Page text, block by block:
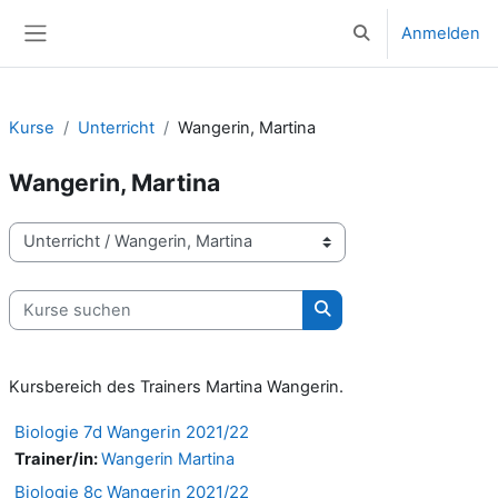
Sucheingabe
Anmelden
Kurse Unterricht Wangerin, Martina
Wangerin, Martina
Kursbereiche
Kurse suchen
Kurse suchen
Kursbereich des Trainers Martina Wangerin.
Biologie 7d Wangerin 2021/22
Trainer/in:Wangerin Martina
Biologie 8c Wangerin 2021/22